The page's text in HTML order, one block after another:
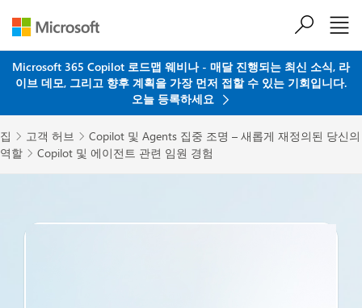
Microsoft 365 Copilot 로드맵 웨비나 - 매달 진행되는 최신 소식, 라
이브 데모, 그리고 향후 계획을 가장 먼저 접할 수 있는 기회입니다.
오늘 등록하세요
집  고객 허브  Copilot 및 Agents 집중 조명 – 새롭게 재정의된 당신의
역할
 Copilot 및 에이전트 관련 임원 경험